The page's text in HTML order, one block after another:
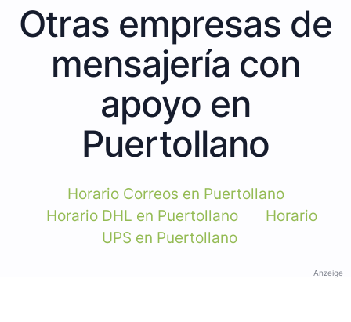
Otras empresas de
mensajería con
apoyo en
Puertollano
Horario Correos en Puertollano
Horario DHL en Puertollano
Horario
UPS en Puertollano
Anzeige